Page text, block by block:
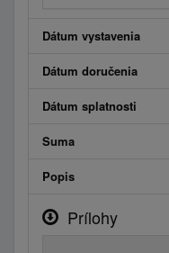
Dátum vystavenia
Dátum doručenia
Dátum splatnosti
Suma
Popis
Prílohy